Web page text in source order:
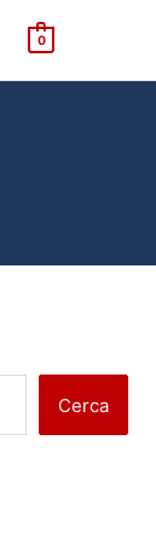
0
Cerca